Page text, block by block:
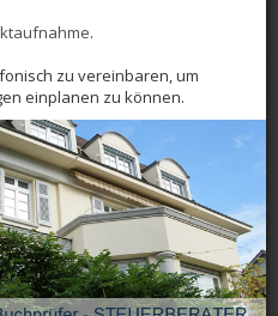
.
zu vereinbaren, um
einplanen zu können.